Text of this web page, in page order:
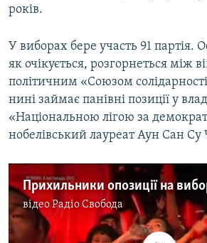
Усі сайти RFE/RL
років.
У виборах бере участь 91 партія.
як очікується, розгорнеться між
політичним «Союзом
нині займає панівні позиції у
«Національною лігою за
нобелівський лауреат Аун Сан Су
відеоРадіо Свобода
No media source